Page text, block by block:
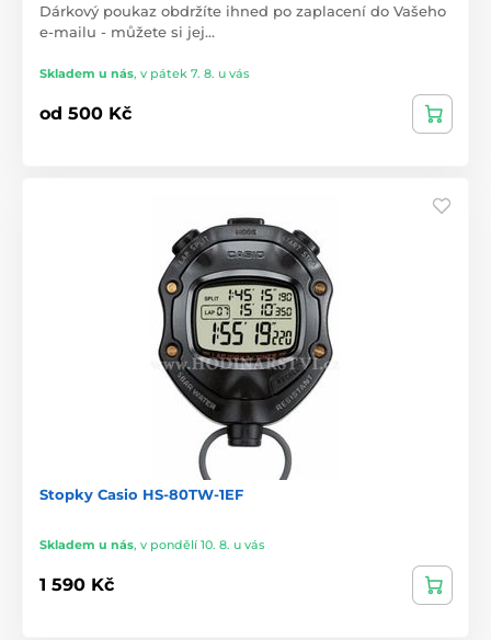
Dárkový poukaz obdržíte ihned po zaplacení do Vašeho
e-mailu - můžete si jej…
Skladem u nás, v pátek 7. 8. u vás
od 500 Kč
Stopky Casio HS-80TW-1EF
Skladem u nás, v pondělí 10. 8. u vás
1 590 Kč